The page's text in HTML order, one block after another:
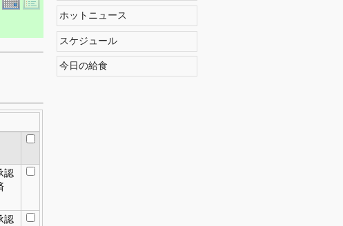
ホットニュース
スケジュール
今日の給食
認
認